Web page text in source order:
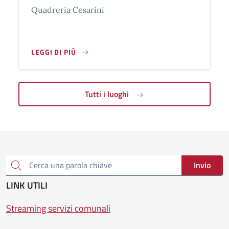
Quadreria Cesarini
LEGGI DI PIÙ
QUADRERIA CESARINI
Tutti i luoghi
Cerca una parola chiave Invio
LINK UTILI
Streaming servizi comunali